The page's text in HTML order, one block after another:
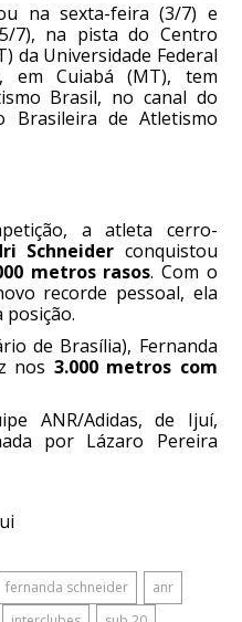
na sexta-feira (3/7) e
7), na pista do Centro
da Universidade Federal
em Cuiabá (MT), tem
Brasil, no canal do
Brasileira de Atletismo
a atleta cerro-
Schneider conquistou
metros rasos. Com o
recorde pessoal, ela
de Brasília), Fernanda
nos 3.000 metros com
ANR/Adidas, de Ijuí,
por Lázaro Pereira
fernanda schneider
anr